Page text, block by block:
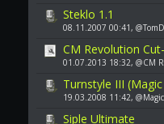
Steklo 1.1
08.11.2007 00:41,
CM Revolution
01.07.2013 18:32, @CM
Turnstyle III
19.03.2008 11:42, @Magic
Siple Ultimate